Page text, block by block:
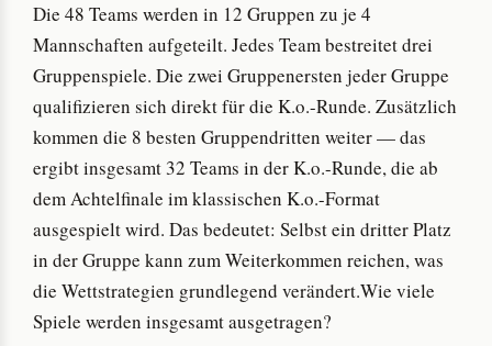
Die 48 Teams werden in 12 Gruppen zu je 4
Mannschaften aufgeteilt. Jedes Team bestreitet drei
Gruppenspiele. Die zwei Gruppenersten jeder Gruppe
qualifizieren sich direkt für die K.o.-Runde. Zusätzlich
kommen die 8 besten Gruppendritten weiter — das
ergibt insgesamt 32 Teams in der K.o.-Runde, die ab
dem Achtelfinale im klassischen K.o.-Format
ausgespielt wird. Das bedeutet: Selbst ein dritter Platz
in der Gruppe kann zum Weiterkommen reichen, was
die Wettstrategien grundlegend verändert.Wie viele
Spiele werden insgesamt ausgetragen?